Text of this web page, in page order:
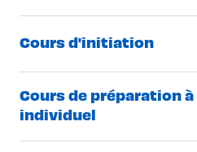
Description
Cours de 4h (cours
en groupe
190.- par cours
(Neuchâtel)
Cours d'initiation
Description
Cours de préparation
individuel